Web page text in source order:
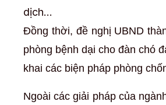
dịch…
Đồng thời, đề nghị UBND
phòng bệnh dại cho đàn chó
khai các biện pháp phòng
Ngoài các giải pháp của